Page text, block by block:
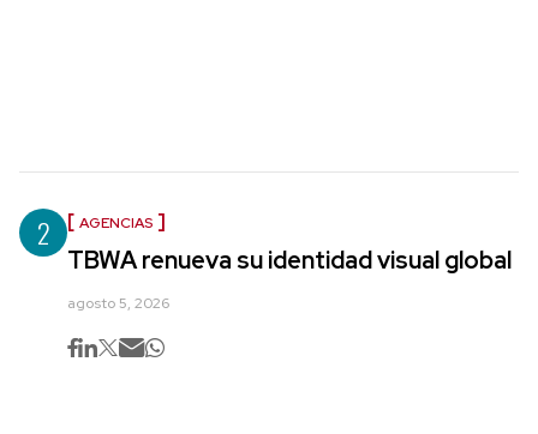
2 AGENCIAS
TBWA renueva su identidad visual global
agosto 5, 2026